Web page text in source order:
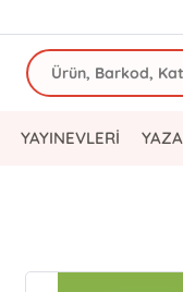
YAYINEVLERİ